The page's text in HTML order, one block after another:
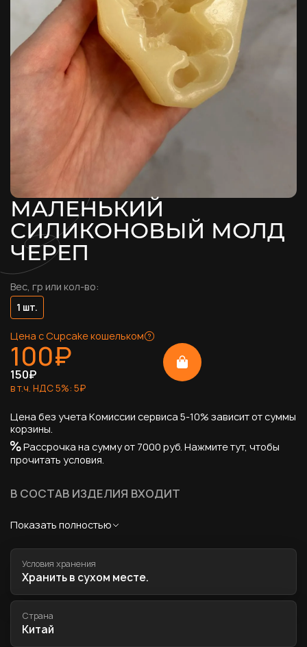
МАЛЕНЬКИЙ
СИЛИКОНОВЫЙ МОЛД
ЧЕРЕП
Вес, гр или кол-во:
1 шт.
Цена с Cupcake кошельком
100₽
150₽
в т.ч. НДС5%: 5₽
Цена без учета Комиссии сервиса 5-10% зависит от суммы
корзины.
Рассрочка на сумму от 7000 руб. Нажмите тут, чтобы
прочитать условия.
В СОСТАВ ИЗДЕЛИЯ ВХОДИТ
Условия хранения
Хранить в сухом месте.
Страна
Китай